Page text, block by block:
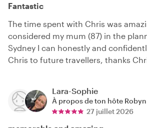
Fantastic
The time spent with Chris was
considered my mum (87) in the
Sydney I can honestly and
Chris to future travellers, thanks
Lara-Sophie
À propos de ton hôte Robyn
27 juillet 2026